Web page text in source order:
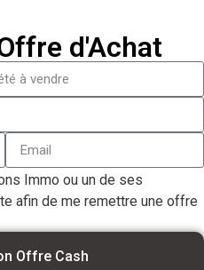
d'Achat
Immo ou un de ses
afin de me remettre une offre
Offre Cash